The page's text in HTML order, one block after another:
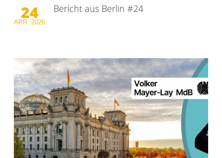
24
APR. 2026
Bericht aus Berlin #24